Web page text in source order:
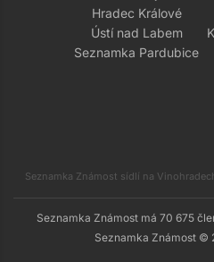
Hradec Králové
Ústí nad Labem
Seznamka Pardubice
Seznamka Známost sídlí na
Seznamka Známost má 70 675
Seznamka Známost ©